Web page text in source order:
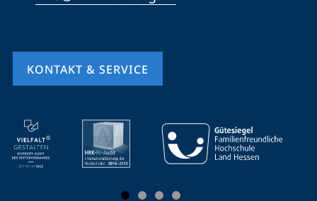
KONTAKT & SERVICE
Mobile-
Service-
Navigation